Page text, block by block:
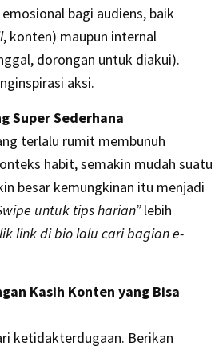
bagi audiens, baik
, konten) maupun internal
dorongan untuk diakui).
aksi.
Super Sederhana
terlalu rumit membunuh
habit, semakin mudah suatu
besar kemungkinan itu menjadi
untuk tips harian”lebih
link di bio lalu cari bagian e-
Kasih Konten yang Bisa
ketidakterdugaan. Berikan